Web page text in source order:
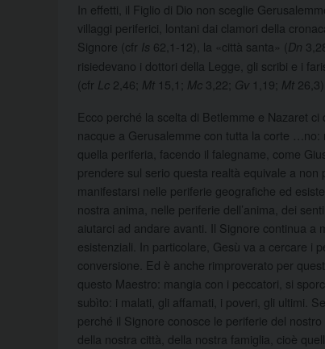
In effetti, il Figlio di Dio non sceglie
villaggi periferici, lontani dai clamori della
Signore (cfr Is 62,1-12), la «città santa» (Dn
risiedevano i dottori della Legge, gli scribi e i
(cfr Lc 2,46; Mt 15,1; Mc 3,22; Gv 1,19; Mt 26,3).
Ecco perché la scelta di Betlemme e Nazaret
nacque a Gerusalemme con tutta la corte
quella periferia, facendo il falegname, come
prendere sul serio questa realtà equivale a non
manifestarsi nelle periferie geografiche ed
nostra anima, nelle periferie dell’anima, dei
aiutarci ad andare avanti. Il Signore continua a
esistenziali. In particolare, Gesù va a cercare i
conversione. Ed è anche rimproverato per
questo Maestro: mangia con i peccatori, si
subìto: i malati, gli affamati, i poveri, gli ultimi.
perché il Signore conosce le periferie del
della nostra città, della nostra famiglia, cioè